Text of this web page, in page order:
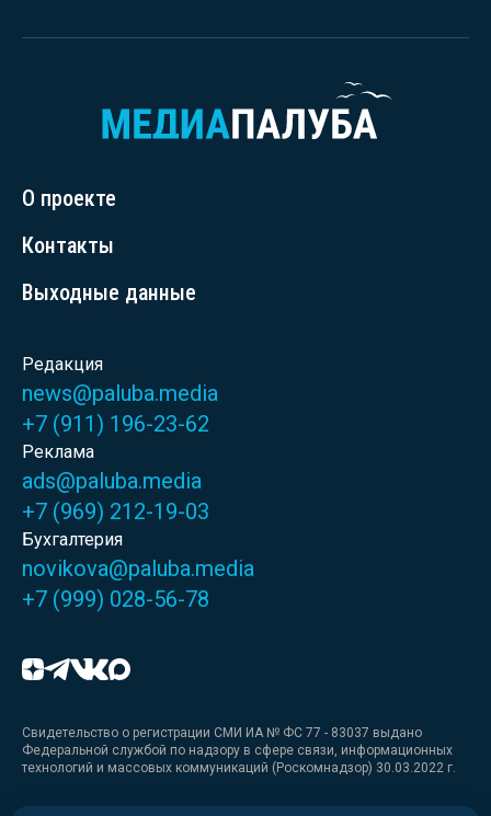
О проекте
Контакты
Выходные данные
Редакция
news@paluba.media
+7 (911) 196-23-62
Реклама
ads@paluba.media
+7 (969) 212-19-03
Бухгалтерия
novikova@paluba.media
+7 (999) 028-56-78
Свидетельство о регистрации СМИ ИА № ФС 77 - 83037 выдано
Федеральной службой по надзору в сфере связи, информационных
технологий и массовых коммуникаций (Роскомнадзор) 30.03.2022 г.